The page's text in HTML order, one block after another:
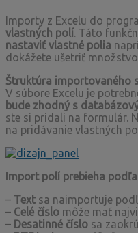
Importy z Excelu do
vlastných polí. Táto
nastaviť vlastné polia
dokážete ušetriť množstvo
Štruktúra importovaného
V súbore Excelu je
bude zhodný s
ste si pridali na formulár.
na pridávanie vlastných
Import polí prebieha
– Textsa naimportuje
– Celé číslo môže mať
– Desatinné číslo sa